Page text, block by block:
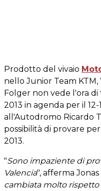
Prodotto del vivaio
nello Junior Team
Folger non vede l'ora
2013 in agenda per il
all'Autodromo Ricardo
possibilità di provare
2013.
"Sono impaziente di
Valencia", afferma
cambiata molto rispetto